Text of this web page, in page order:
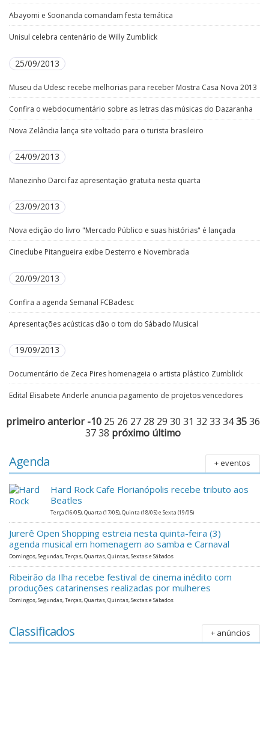
Abayomi e Soonanda comandam festa temática
Unisul celebra centenário de Willy Zumblick
25/09/2013
Museu da Udesc recebe melhorias para receber Mostra Casa Nova 2013
Confira o webdocumentário sobre as letras das músicas do Dazaranha
Nova Zelândia lança site voltado para o turista brasileiro
24/09/2013
Manezinho Darci faz apresentação gratuita nesta quarta
23/09/2013
Nova edição do livro "Mercado Público e suas histórias" é lançada
Cineclube Pitangueira exibe Desterro e Novembrada
20/09/2013
Confira a agenda Semanal FCBadesc
Apresentações acústicas dão o tom do Sábado Musical
19/09/2013
Documentário de Zeca Pires homenageia o artista plástico Zumblick
Edital Elisabete Anderle anuncia pagamento de projetos vencedores
primeiroanterior -10 25 26 27 28 29 30 31 32 33 343536
3738 próximo último
Agenda + eventos
Hard Rock Cafe Florianópolis recebe tributo aos
Beatles
Terça (16/05), Quarta (17/05), Quinta (18/05) e Sexta (19/05)
Jurerê Open Shopping estreia nesta quinta-feira (3)
agenda musical em homenagem ao samba e Carnaval
Domingos, Segundas, Terças, Quartas, Quintas, Sextas e Sábados
Ribeirão da Ilha recebe festival de cinema inédito com
produções catarinenses realizadas por mulheres
Domingos, Segundas, Terças, Quartas, Quintas, Sextas e Sábados
Classificados + anúncios